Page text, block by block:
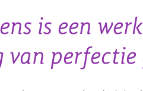
is een
perfectie